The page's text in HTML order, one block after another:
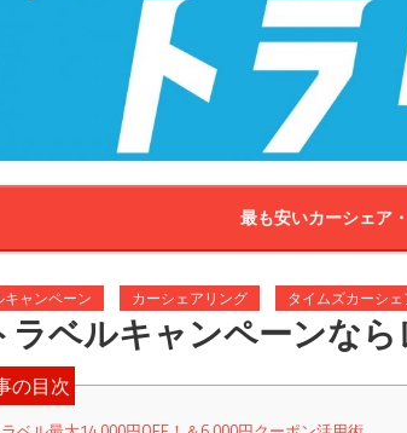
最も安いカーシェア
キャンペーン カーシェアリング タイムズカーシェ
ラベルキャンペーンな
の目次